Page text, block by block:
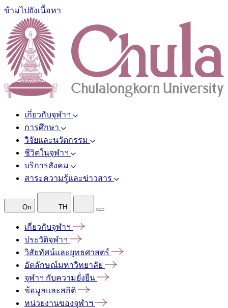
ข้ามไปยังเนื้อหา
เกี่ยวกับจุฬาฯ
การศึกษา
วิจัยและนวัตกรรม
ชีวิตในจุฬาฯ
บริการสังคม
สาระความรู้และข่าวสาร
On TH
เกี่ยวกับจุฬาฯ
ประวัติจุฬาฯ
วิสัยทัศน์และยุทธศาสตร์
อัตลักษณ์มหาวิทยาลัย
จุฬาฯ กับความยั่งยืน
ข้อมูลและสถิติ
หน่วยงานของจุฬาฯ